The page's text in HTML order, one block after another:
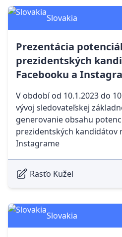
Slovakia
Prezentácia
prezidentských
Facebooku a
V období od 10.1.2023 do
vývoj sledovateľskej
generovanie obsahu
prezidentských kandidátov
Instagrame
Rasťo Kužel
Slovakia